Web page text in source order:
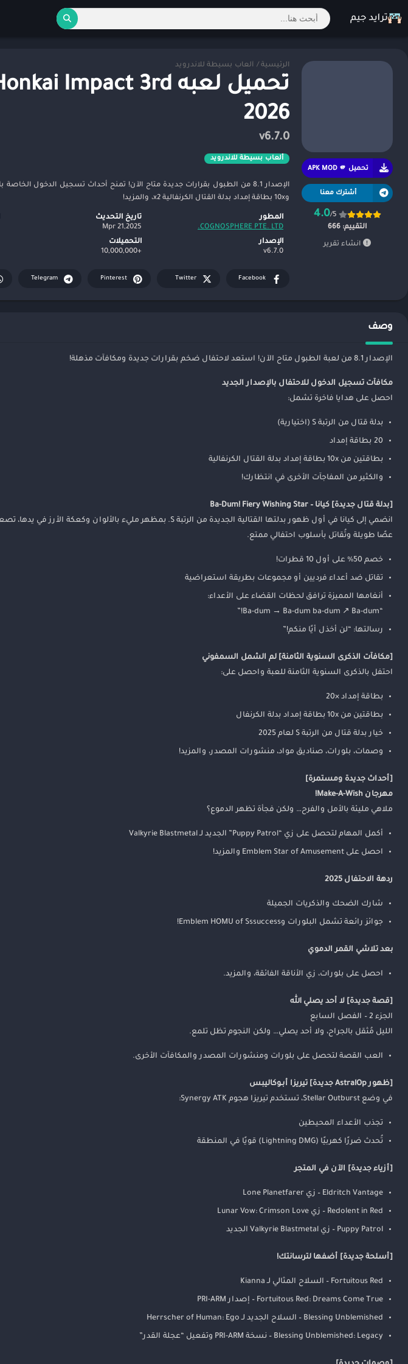
الرئيسية / ألعاب بسيطة للاندرويد
2026
v6.7.0
ألعاب بسيطة للاندرويد
و10x بطاقة إمداد بدلة القتال الكرنفالية x2، والمزيد!
تحميل APK MOD 🫵
أشترك معنا
4.0/5
التقييم: 666
انشاء تقرير
المطور
COGNOSPHERE PTE. LTD.‏
تاريخ التحديث
21,2025 Mpr
الإصدار
v6.7.0
التحميلات
+10,000,000
Facebook
Twitter
Pinterest
Telegram
وصف
الإصدار 8.1 من لعبة الطبول متاح الآن! استعد لاحتفال ضخم بقرارات جديدة ومكافآت مذهلة!
مكافآت تسجيل الدخول للاحتفال بالإصدار الجديد
احصل على هدايا فاخرة تشمل:
بدلة قتال من الرتبة S (اختيارية)
20 بطاقة إمداد
بطاقتين من 10x بطاقة إمداد بدلة القتال الكرنفالية
والكثير من المفاجآت الأخرى في انتظارك!
[بدلة قتال جديدة] كيانا – Ba-Dum! Fiery Wishing Star
عصًا طويلة وتُقاتل بأسلوب احتفالي ممتع.
خصم 50% على أول 10 قطرات!
تقاتل ضد أعداء فرديين أو مجموعات بطريقة استعراضية
أنغامها المميزة ترافق لحظات القضاء على الأعداء:
“Ba-dum → Ba-dum ba-dum ↗ Ba-dum!”
رسالتها: “لن أخذل أيًا منكم!”
[مكافآت الذكرى السنوية الثامنة] لم الشمل السمفوني
احتفل بالذكرى السنوية الثامنة للعبة واحصل على:
بطاقة إمداد ×20
بطاقتين من 10x بطاقة إمداد بدلة الكرنفال
خيار بدلة قتال من الرتبة S لعام 2025
وصمات، بلورات، صناديق مواد، منشورات المصدر، والمزيد!
[أحداث جديدة ومستمرة]
مهرجان Make-A-Wish!
ملاهي مليئة بالأمل والفرح… ولكن فجأة تظهر الدموع؟
أكمل المهام لتحصل على زي “Puppy Patrol” الجديد لـ Valkyrie Blastmetal
احصل على Emblem Star of Amusement والمزيد!
ردهة الاحتفال 2025
شارك الضحك والذكريات الجميلة
جوائز رائعة تشمل البلورات وEmblem HOMU of Sssuccess!
بعد تلاشي القمر الدموي
احصل على بلورات، زي الأناقة الفائقة، والمزيد.
[قصة جديدة] لا أحد يصلي الله
الجزء 2 – الفصل السابع
الليل مُثقل بالجراح، ولا أحد يصلي… ولكن النجوم تظل تلمع.
العب القصة لتحصل على بلورات ومنشورات المصدر والمكافآت الأخرى.
[ظهور AstralOp جديدة] تيريزا أبـوكاليبس
في وضع Stellar Outburst، تستخدم تيريزا هجوم Synergy ATK:
تجذب الأعداء المحيطين
تُحدث ضررًا كهربيًا (Lightning DMG) قويًا في المنطقة
[أزياء جديدة] الآن في المتجر
Eldritch Vantage – زي Lone Planetfarer
Redolent in Red – زي Lunar Vow: Crimson Love
Puppy Patrol – زي Valkyrie Blastmetal الجديد
[أسلحة جديدة] أضفها لترسانتك!
Fortuitous Red – السلاح المثالي لـ Kianna
Fortuitous Red: Dreams Come True – إصدار PRI-ARM
Blessing Unblemished – السلاح الجديد لـ Herrscher of Human: Ego
Blessing Unblemished: Legacy – نسخة PRI-ARM وتفعيل “عجلة القدر”